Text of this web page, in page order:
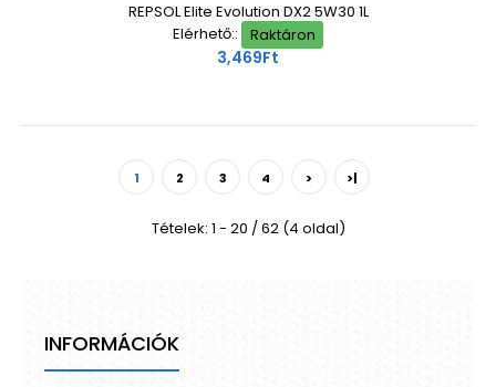
REPSOL Elite Evolution DX2 5W30 1L
Elérhető::
Raktáron
3,469Ft
1 2 3 4 > >|
Tételek: 1 - 20 / 62 (4 oldal)
INFORMÁCIÓK